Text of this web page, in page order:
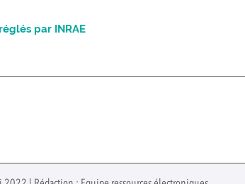
par INRAE